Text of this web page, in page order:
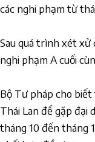
các nghi phạm từ
Sau quá trình xét xử
nghi phạm A cuối
Bộ Tư pháp cho
Thái Lan để gặp đại
tháng 10 đến tháng